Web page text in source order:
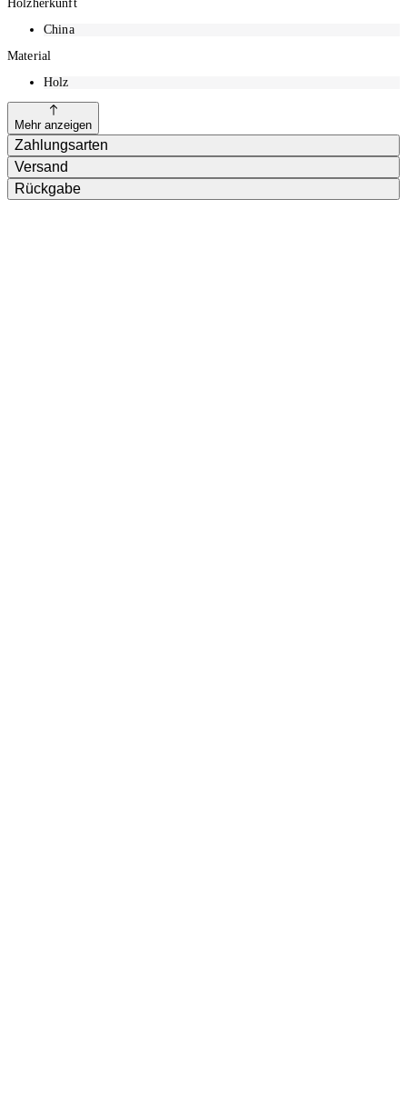
Holzherkunft
China
Material
Holz
Mehr anzeigen
Zahlungsarten
Versand
Rückgabe